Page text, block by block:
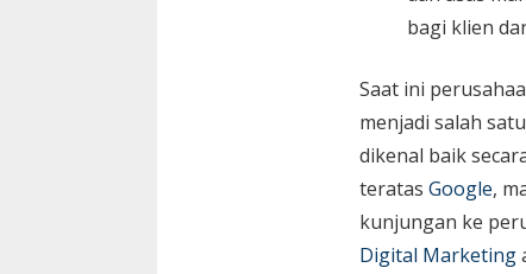
bagi klien
Saat ini
menjadi salah
dikenal baik
teratas Google,
kunjungan ke
Digital Marketing